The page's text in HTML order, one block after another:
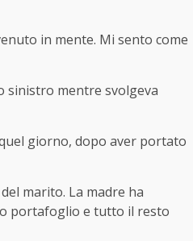
in mente. Mi sento come
sinistro mentre svolgeva
giorno, dopo aver portato
marito. La madre ha
portafoglio e tutto il resto